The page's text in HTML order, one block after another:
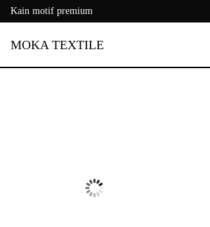
Kain motif premium
MOKA TEXTILE